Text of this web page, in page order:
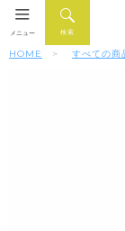
検索
メニュー
HOME すべての商